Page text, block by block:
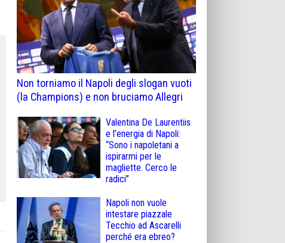
Non torniamo il Napoli degli slogan vuoti
(la Champions) e non bruciamo Allegri
Valentina De Laurentiis
e l’energia di Napoli:
“Sono i napoletani a
ispirarmi per le
magliette. Cerco le
radici”
Napoli non vuole
intestare piazzale
Tecchio ad Ascarelli
perché era ebreo?